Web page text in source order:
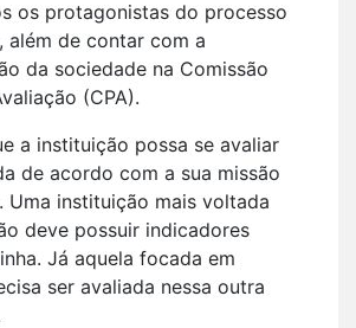
os protagonistas do processo
além de contar com a
da sociedade na Comissão
(CPA).
a instituição possa se avaliar
de acordo com a sua missão
Uma instituição mais voltada
deve possuir indicadores
Já aquela focada em
ser avaliada nessa outra